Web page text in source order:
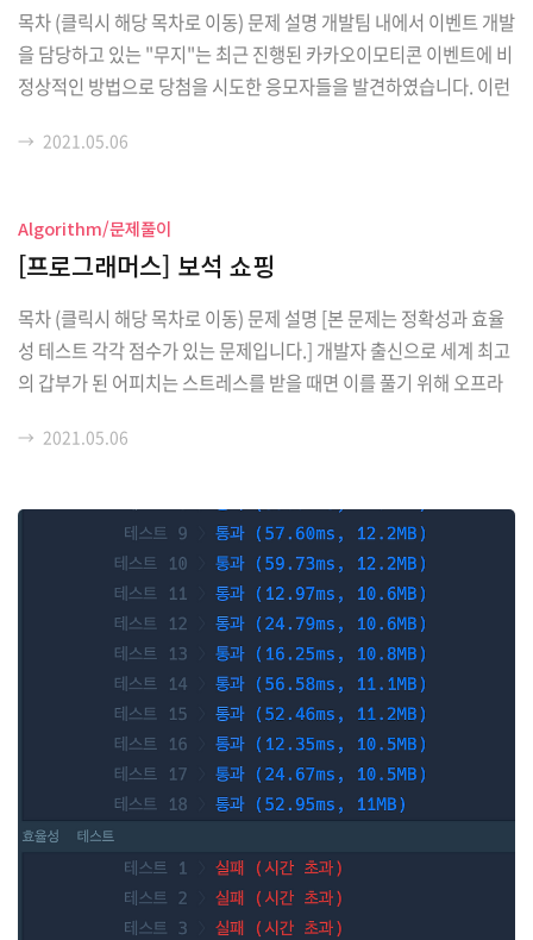
목차 (클릭시 해당 목차로 이동) 문제 설명 개발팀 내에서 이벤트 개발
을 담당하고 있는 "무지"는 최근 진행된 카카오이모티콘 이벤트에 비
정상적인 방법으로 당첨을 시도한 응모자들을 발견하였습니다. 이런
첨 처리 시 제외하도록 이벤트 당첨자 담당자인 "프로도" 에게 전달
자를 '*' 문자로 가려서 전달했습니다. 가리고자 하는 문자 하나에 '*'
문자 하나를 사용하였고 아이디 당 최소 하나 이상의 '*' 문자를 사용
하였습니다. "무지"와 "프로도"는 불량 사용자 목록에 매핑된 응모자
아이디를 제재 아이디 라고 부르기로 하였습니다. 예를 들어, 이벤트
에 응모한 전체 사용자 아이디 ..
→ 2021.05.06
Algorithm/문제풀이
[프로그래머스] 보석 쇼핑
목차 (클릭시 해당 목차로 이동) 문제 설명 [본 문제는 정확성과 효율
성 테스트 각각 점수가 있는 문제입니다.] 개발자 출신으로 세계 최고
의 갑부가 된 어피치는 스트레스를 받을 때면 이를 풀기 위해 오프라
열대의 특정 범위의 물건들을 모두 싹쓸이 구매하는 습관이 있습니
는 이전처럼 진열대의 특정 범위의 보석을 모두 구매하되 특별히 아
래 목적을 달성하고 싶었습니다. 진열된 모든 종류의 보석을 적어도 1
개 이상 포함하는 가장 짧은 구간을 찾아서 구매 예를 들어 아래 진열
대는 4종류의 보석(RUBY, DIA, EMERALD, SAPPHIRE) 8개가 진
열된 예시입니다. 진열대..
→ 2021.05.06